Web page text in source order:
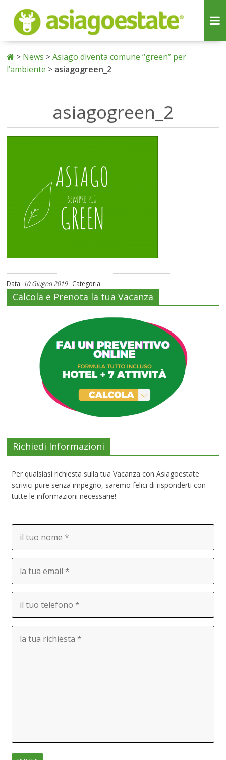
> News >Asiago diventa comune “green” per
l’ambiente > asiagogreen_2
asiagogreen_2
Data: 10 Giugno 2019Categoria:
Calcola e Prenota la tua Vacanza
Richiedi Informazioni
Per qualsiasi richiesta sulla tua Vacanza con Asiagoestate
scrivici pure senza impegno, saremo felici di risponderti con
tutte le informazioni necessarie!